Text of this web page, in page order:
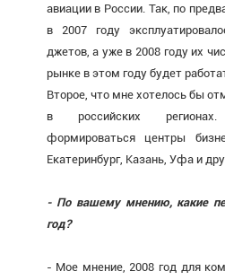
авиации в России. Так, по
в 2007 году
джетов, а уже в 2008 году их
рынке в этом году будет
Второе, что мне хотелось бы
в российских
формироваться центры
Екатеринбург, Казань, Уфа и
- По вашему мнению, какие
год?
- Мое мнение, 2008 год для